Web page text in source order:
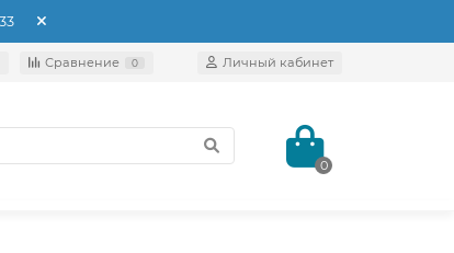
Сравнение 0 Личный кабинет
0